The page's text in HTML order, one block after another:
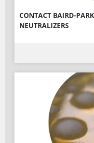
CONTACT BAIRD-
NEUTRALIZERS